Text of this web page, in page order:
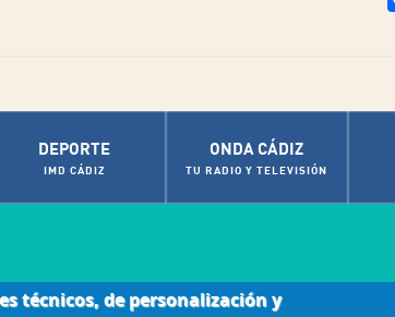
DEPORTE
IMD CÁDIZ
ONDA CÁDIZ
TU RADIO Y TELEVISIÓN
técnicos, de personalización y